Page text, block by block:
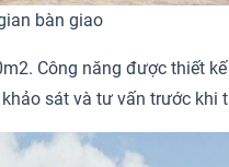
bàn giao
Công năng được thiết
sát và tư vấn trước khi